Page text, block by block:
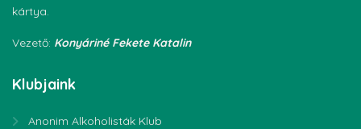
kártya.
Vezető: Konyáriné Fekete Katalin
Klubjaink
Anonim Alkoholisták Klub